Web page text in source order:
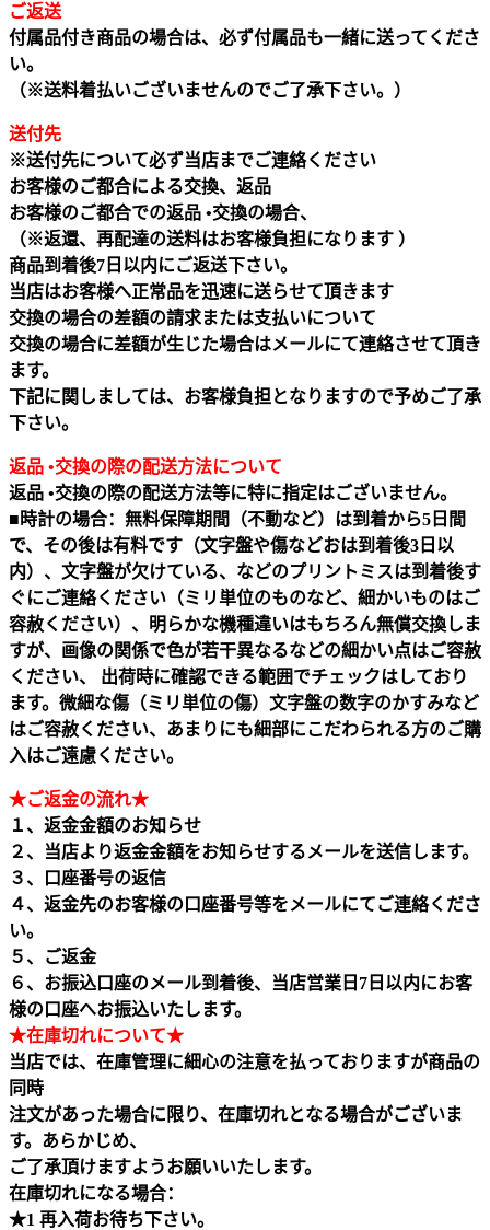
ご返送
付属品付き商品の場合は、必ず付属品も一緒に送ってくださ
い。
（※送料着払いございませんのでご了承下さい。）
送付先
※送付先について必ず当店までご連絡ください
お客様のご都合による交換、返品
お客様のご都合での返品 •交換の場合、
（※返還、再配達の送料はお客様負担になります ）
商品到着後7日以内にご返送下さい。
当店はお客様へ正常品を迅速に送らせて頂きます
交換の場合の差額の請求または支払いについて
交換の場合に差額が生じた場合はメールにて連絡させて頂き
ます。
下記に関しましては、お客様負担となりますので予めご了承
下さい。
返品 •交換の際の配送方法について
返品 •交換の際の配送方法等に特に指定はございません。
■時計の場合：無料保障期間（不動など）は到着から5日間
で、その後は有料です（文字盤や傷などおは到着後3日以
内）、文字盤が欠けている、などのプリントミスは到着後す
ぐにご連絡ください（ミリ単位のものなど、細かいものはご
容赦ください）、明らかな機種違いはもちろん無償交換しま
すが、画像の関係で色が若干異なるなどの細かい点はご容赦
ください、 出荷時に確認できる範囲でチェックはしており
ます。微細な傷（ミリ単位の傷）文字盤の数字のかすみなど
はご容赦ください、あまりにも細部にこだわられる方のご購
入はご遠慮ください。
★ご返金の流れ★
１、返金金額のお知らせ
２、当店より返金金額をお知らせするメールを送信します。
３、口座番号の返信
４、返金先のお客様の口座番号等をメールにてご連絡くださ
い。
５、ご返金
６、お振込口座のメール到着後、当店営業日7日以内にお客
様の口座へお振込いたします。
★在庫切れについて★
当店では、在庫管理に細心の注意を払っておりますが商品の
同時
注文があった場合に限り、在庫切れとなる場合がございま
す。あらかじめ、
ご了承頂けますようお願いいたします。
在庫切れになる場合：
★1 再入荷お待ち下さい。